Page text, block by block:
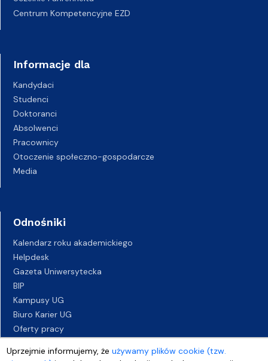
Uprzejmie informujemy, żeużywamy plików cookie (tzw.
Centrum Kompetencyjne EZD
Informacje dla
Kandydaci
Studenci
Doktoranci
Absolwenci
Pracownicy
Otoczenie społeczno-gospodarcze
Media
Odnośniki
Kalendarz roku akademickiego
Helpdesk
Gazeta Uniwersytecka
BIP
Kampusy UG
Biuro Karier UG
Oferty pracy